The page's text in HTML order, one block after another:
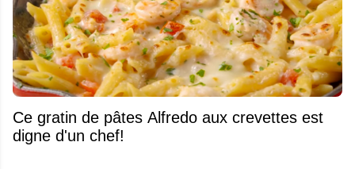
Ce gratin de pâtes Alfredo aux crevettes est
digne d'un chef!